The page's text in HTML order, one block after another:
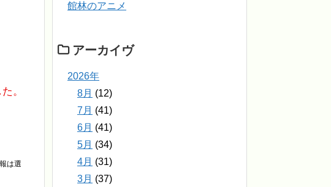
。
は選
館林のアニメ
アーカイヴ
2026年
8月 (12)
7月 (41)
6月 (41)
5月 (34)
4月 (31)
3月 (37)